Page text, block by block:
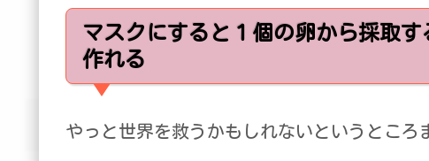
マスクにすると１個の卵から採取
作れる
やっと世界を救うかもしれないというところ